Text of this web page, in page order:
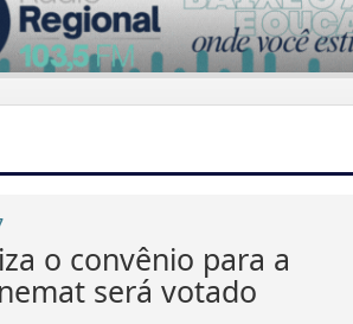
o convênio para a
será votado